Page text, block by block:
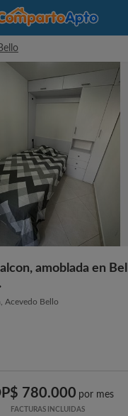
amoblada en
Acevedo Bello
780.000 por mes
FACTURAS INCLUIDAS